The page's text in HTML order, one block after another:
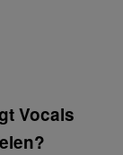
Vocals